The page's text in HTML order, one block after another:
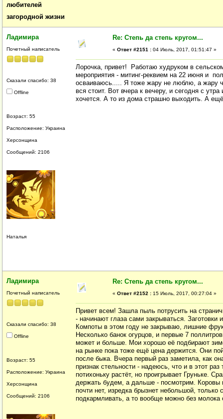
любителей
загородной жизни
Ладимира
Почетный написатель
Сказали спасибо: 38
Offline
Возраст: 55
Расположение: Украина
Херсонщина
Сообщений: 2106
Наталья
Re: Степь да степь кругом...
« Ответ #2151 : 04 Июль, 2017, 01:51:47 »
Лорочка, привет! Работаю худруком в
мероприятия - митинг-реквием на 22 июня и
осваиваюсь..... Я тоже жару не люблю, а жару
вся стоит. Вот вчера к вечеру, и сегодня с
хочется. А то из дома страшно
Ладимира
Почетный написатель
Сказали спасибо: 38
Offline
Возраст: 55
Расположение: Украина
Херсонщина
Сообщений: 2106
Re: Степь да степь кругом...
« Ответ #2152 : 15 Июль, 2017, 00:27:04 »
Привет всем! Зашла пыль потрусить на
- начинают глаза сами закрываться.
Компоты в этом году не закрываю, лишние
Несколько банок огурцов, и первые 7
может и больше. Мои хорошо её подбирают
на рынке пока тоже ещё цена держится. Они
после быка. Вчера первый раз заметила, как
признак стельности - надеюсь, что и в этот
потихоньку растёт, но проигрывает Груньке.
держать будем, а дальше - посмотрим. Коровы
почти нет, изредка брызнет небольшой,
подкармливать, а то вообще можно без молока